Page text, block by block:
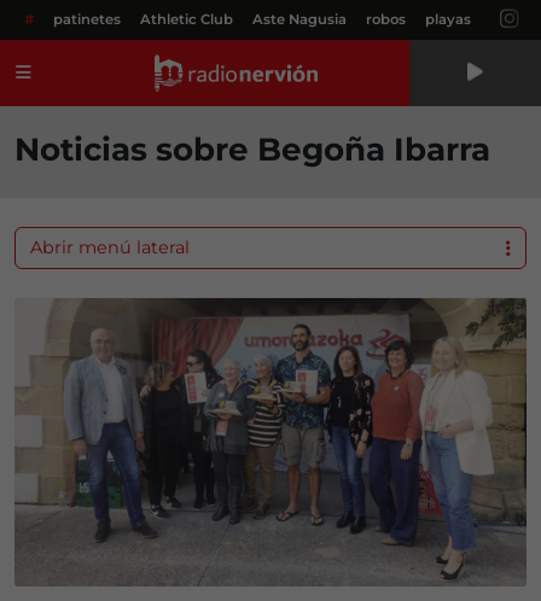
# patinetes Athletic Club Aste Nagusia robos playas
Noticias sobre Begoña Ibarra
Abrir menú lateral